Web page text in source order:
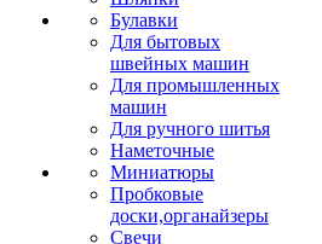
Булавки
Для бытовых
швейных машин
Для промышленных
машин
Для ручного шитья
Наметочные
Миниатюры
Пробковые
доски,органайзеры
Свечи